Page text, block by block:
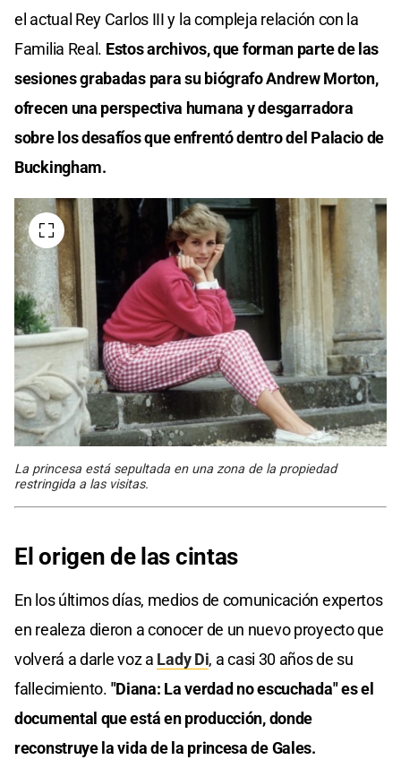
el actual Rey Carlos III y la compleja relación con la
Familia Real. Estos archivos, que forman parte de las
sesiones grabadas para su biógrafo Andrew Morton,
ofrecen una perspectiva humana y desgarradora
sobre los desafíos que enfrentó dentro del Palacio de
Buckingham.
La princesa está sepultada en una zona de la propiedad
restringida a las visitas.
El origen de las cintas
En los últimos días, medios de comunicación expertos
en realeza dieron a conocer de un nuevo proyecto que
volverá a darle voz a Lady Di, a casi 30 años de su
fallecimiento. "Diana: La verdad no escuchada" es el
documental que está en producción, donde
reconstruye la vida de la princesa de Gales.